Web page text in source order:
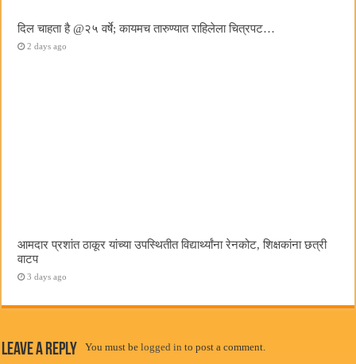
दिल चाहता है @२५ वर्षे; कायमच तारुण्यात राहिलेला चित्रपट…
2 days ago
आमदार प्रशांत ठाकूर यांच्या उपस्थितीत विद्यार्थ्यांना रेनकोट, शिक्षकांना छत्री
वाटप
3 days ago
Leave a Reply You must belogged in to post a comment.